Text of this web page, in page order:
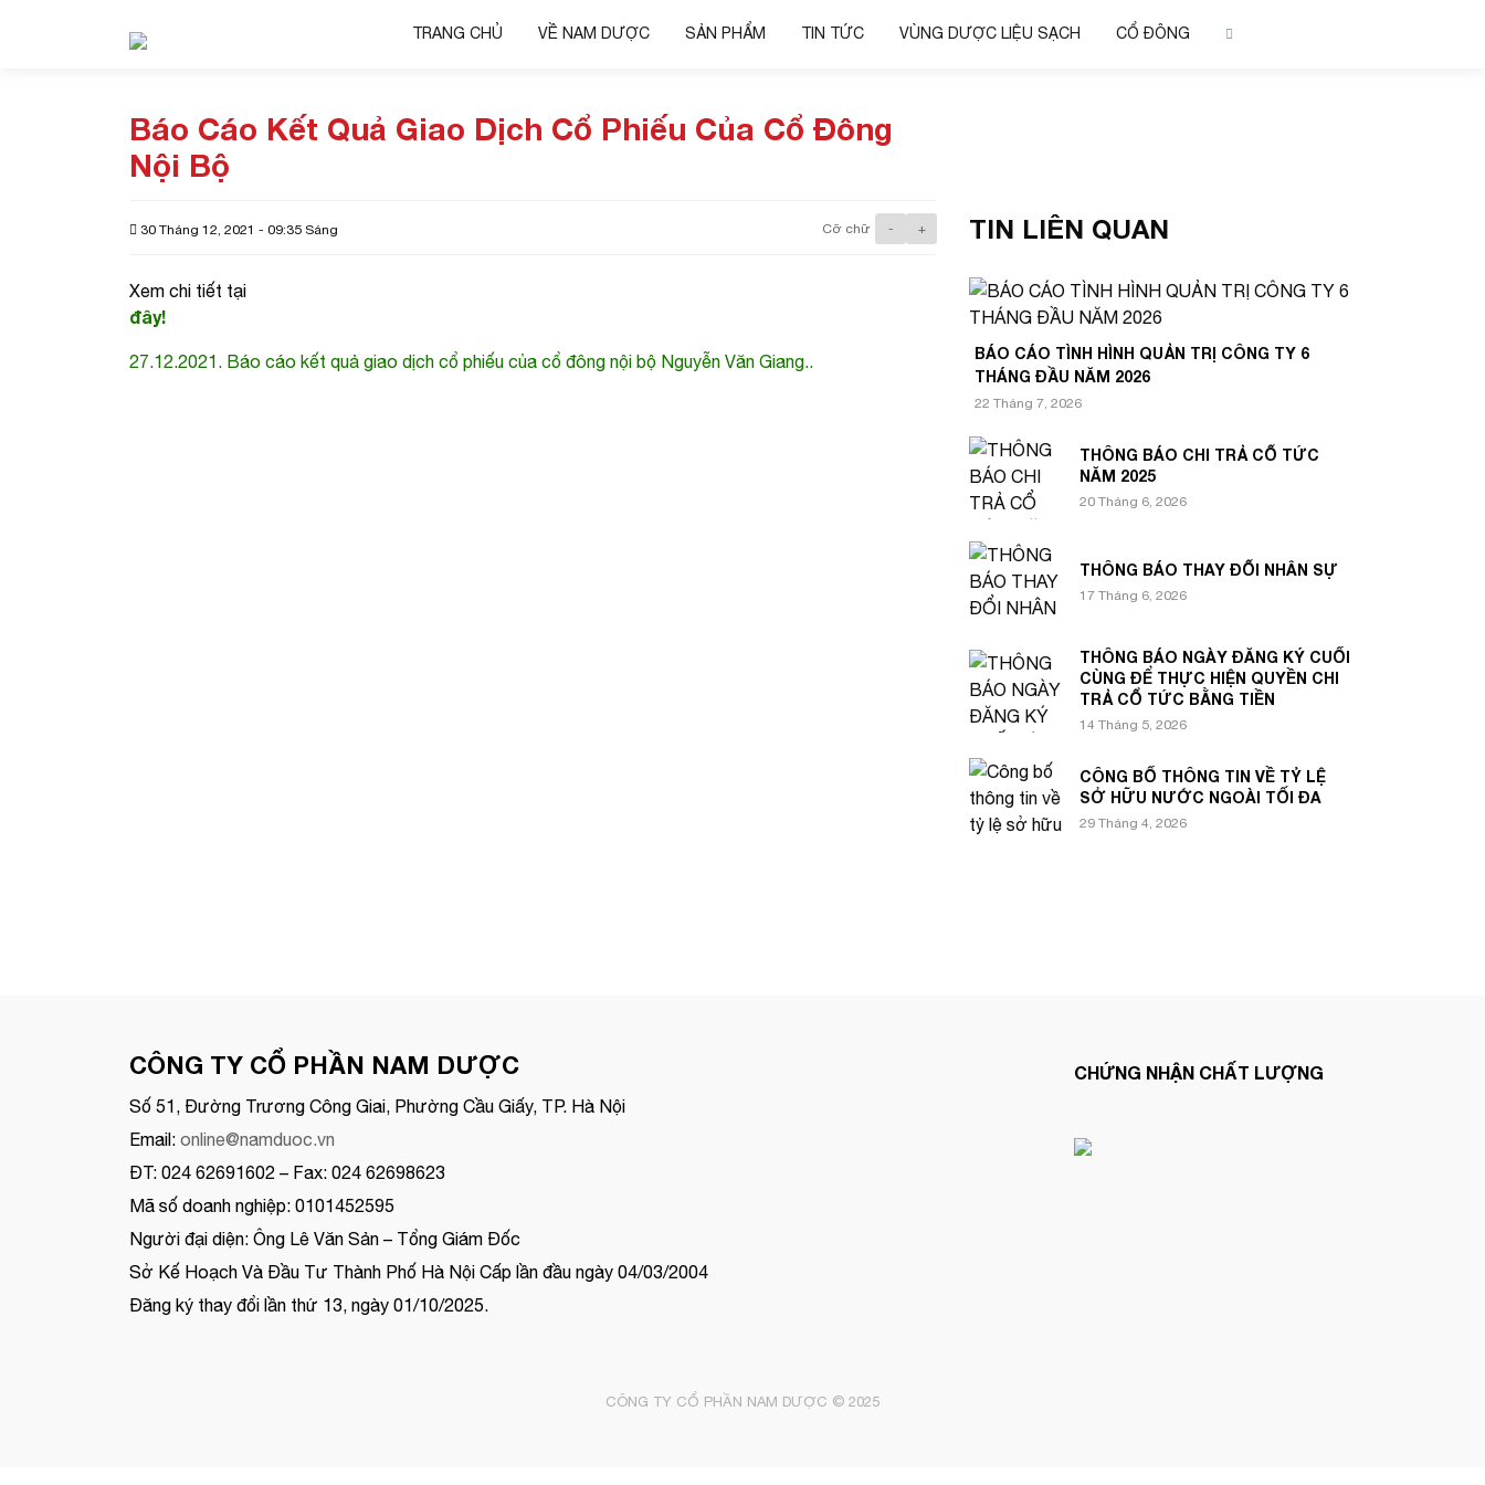
TRANG CHỦ VỀ NAM DƯỢC SẢN PHẨM TIN TỨC VÙNG DƯỢC LIỆU SẠCH CỔ ĐÔNG
Báo Cáo Kết Quả Giao Dịch Cổ Phiếu Của Cổ Đông
Nội Bộ
30 Tháng 12, 2021 - 09:35 Sáng Cỡ chữ - +
Xem chi tiết tại
đây!
27.12.2021. Báo cáo kết quả giao dịch cổ phiếu của cổ đông nội bộ Nguyễn Văn Giang..
TIN LIÊN QUAN
BÁO CÁO TÌNH HÌNH QUẢN TRỊ CÔNG TY 6
THÁNG ĐẦU NĂM 2026
22 Tháng 7, 2026
THÔNG BÁO CHI TRẢ CỔ TỨC
NĂM 2025
20 Tháng 6, 2026
THÔNG BÁO THAY ĐỔI NHÂN SỰ
17 Tháng 6, 2026
THÔNG BÁO NGÀY ĐĂNG KÝ CUỐI
CÙNG ĐỂ THỰC HIỆN QUYỀN CHI
TRẢ CỔ TỨC BẰNG TIỀN
14 Tháng 5, 2026
CÔNG BỐ THÔNG TIN VỀ TỶ LỆ
SỞ HỮU NƯỚC NGOÀI TỐI ĐA
29 Tháng 4, 2026
CÔNG TY CỔ PHẦN NAM DƯỢC
Số 51, Đường Trương Công Giai, Phường Cầu Giấy, TP. Hà Nội
Email: online@namduoc.vn
ĐT: 024 62691602 – Fax: 024 62698623
Mã số doanh nghiệp: 0101452595
Người đại diện: Ông Lê Văn Sản – Tổng Giám Đốc
Sở Kế Hoạch Và Đầu Tư Thành Phố Hà Nội Cấp lần đầu ngày 04/03/2004
Đăng ký thay đổi lần thứ 13, ngày 01/10/2025.
CHỨNG NHẬN CHẤT LƯỢNG
CÔNG TY CỔ PHẦN NAM DƯỢC © 2025